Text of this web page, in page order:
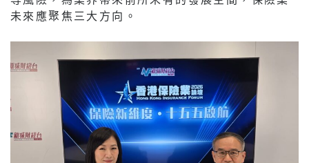
未來應聚焦三大方向。